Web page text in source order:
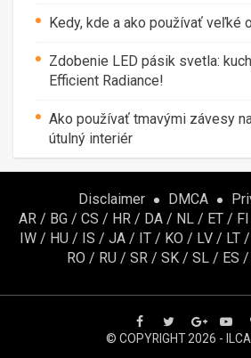
Kedy, kde a ako používať veľké
Zdobenie LED pásik svetla:
Efficient Radiance!
Ako používať tmavými závesy
útulný interiér
Disclaimer DMCA
AR/ BG/ CS / HR/ DA/ NL/ ET/ FI
IW/ HU/ IS / JA/ IT/ KO / LV/ LT/
RO / RU / SR / SK / SL / ES /
© COPYRIGHT 2026 -